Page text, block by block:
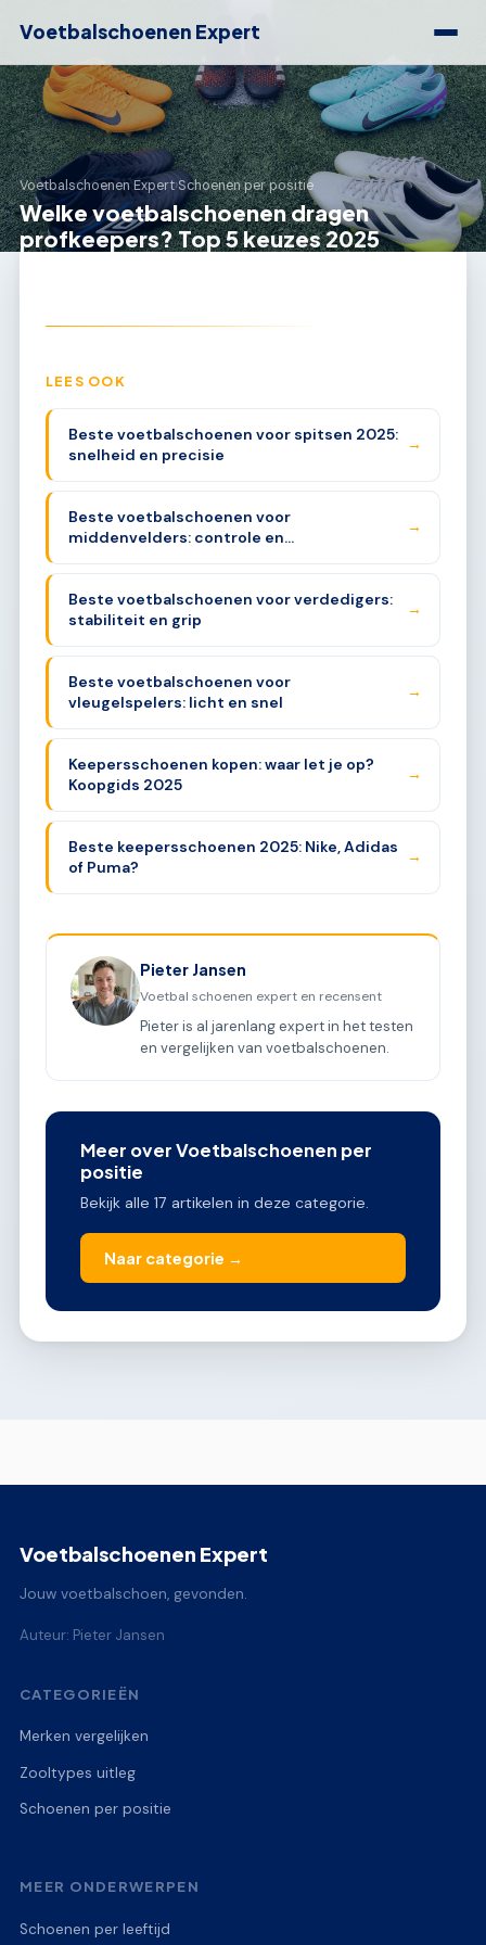
Voetbalschoenen Expert
Voetbalschoenen Expert›Schoenen per positie
Welke voetbalschoenen dragen
profkeepers? Top 5 keuzes 2025
LEES OOK
Beste voetbalschoenen voor spitsen 2025:
snelheid en precisie
→
Beste voetbalschoenen voor
middenvelders: controle en
→
Beste voetbalschoenen voor verdedigers:
stabiliteit en grip
→
Beste voetbalschoenen voor
vleugelspelers: licht en snel
→
Keepersschoenen kopen: waar let je op?
Koopgids 2025
→
Beste keepersschoenen 2025: Nike, Adidas
of Puma?
→
Pieter Jansen
Voetbal schoenen expert en recensent
Pieter is al jarenlang expert in het testen
en vergelijken van voetbalschoenen.
Meer over Voetbalschoenen per
positie
Bekijk alle 17 artikelen in deze categorie.
Naar categorie →
Voetbalschoenen Expert
Jouw voetbalschoen, gevonden.
Auteur: Pieter Jansen
CATEGORIEËN
Merken vergelijken
Zooltypes uitleg
Schoenen per positie
MEER ONDERWERPEN
Schoenen per leeftijd